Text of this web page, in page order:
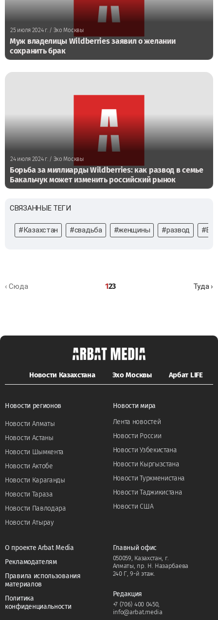
25 июля 2024 г. / Эхо Москвы
Муж владелицы Wildberries заявил о желании
сохранить брак
24 июля 2024 г./ Эхо Москвы
Борьба за миллиарды Wildberries: как развод в семье
Бакальчук может изменить российский рынок
СВЯЗАННЫЕ ТЕГИ
#Казахстан #свадьба #женщины #развод
‹ Сюда 123 Туда ›
Новости Казахстана Эхо Москвы Арбат LIFE
Новости регионов
Новости Алматы
Новости Астаны
Новости Шымкента
Новости Актобе
Новости Караганды
Новости Тараза
Новости Павлодара
Новости Атырау
Новости мира
Лента новостей
Новости России
Новости Узбекистана
Новости Кыргызстана
Новости Туркменистана
Новости Таджикистана
Новости США
О проекте Arbat Media
Рекламодателям
Правила использования
материалов
Политика
конфиденциальности
Главный офис
050059, Казахстан, г.
Алматы, пр. Н. Назарбаева
240 Г, 9-й этаж.
Редакция
+7 (706) 400 0450,
info@arbat.media